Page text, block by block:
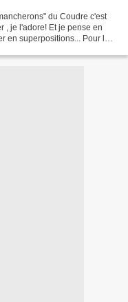
du Coudre c'est
, je l'adore! Et je pense en
en superpositions... Pour les